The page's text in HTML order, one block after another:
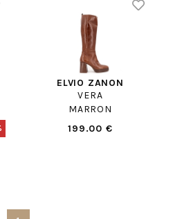
ELVIO ZANON
VERA
MARRON
199.00 €